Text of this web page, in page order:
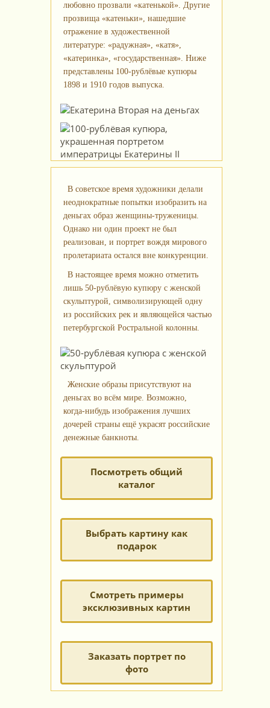
любовно прозвали «катенькой». Другие
прозвища «катеньки», нашедшие
отражение в художественной
литературе: «радужная», «катя»,
«катеринка», «государственная». Ниже
представлены 100‑рублёвые купюры
1898 и 1910 годов выпуска.
В советское время художники делали
неоднократные попытки изобразить на
деньгах образ женщины‑труженицы.
Однако ни один проект не был
реализован, и портрет вождя мирового
пролетариата остался вне конкуренции.
В настоящее время можно отметить
лишь 50‑рублёвую купюру с женской
скульптурой, символизирующей одну
из российских рек и являющейся частью
петербургской Ростральной колонны.
Женские образы присутствуют на
деньгах во всём мире. Возможно,
когда‑нибудь изображения лучших
дочерей страны ещё украсят российские
денежные банкноты.
Посмотреть общий
каталог
Выбрать картину как
подарок
Смотреть примеры
эксклюзивных картин
Заказать портрет по
фото